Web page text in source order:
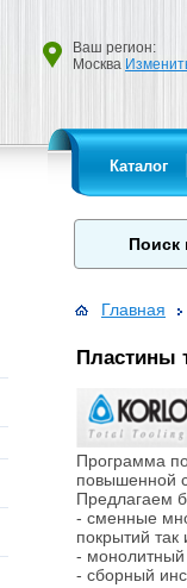
Ваш регион:
Москва
Каталог
Главная
Пластины
Программа
повышенной
Предлагаем
- сменные
покрытий так
- монолитный
- сборный